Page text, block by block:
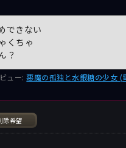
できない
くちゃ
？
ュー:悪魔の孤独と水銀糖の少女 (
除希望